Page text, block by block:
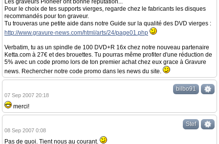
Les graveurs Pioneer ont bonne réputation...
Pour le choix de tes supports vierges, regarde chez le fabricants les disques
recommandés pour ton graveur.
Tu trouveras une petite aide dans notre Guide sur la qualité des DVD vierges :
http://www.gravure-news.com/html/arts/24/page01.php
Verbatim, tu as un spindle de 100 DVD+R 16x chez notre nouveau partenaire
Ketta.com à 27€ et des brouettes. Tu pourras même profiter d'une réduction de
5% avec un code promo lors de ton premier achat chez eux grace à Gravure
news. Rechercher notre code promo dans les news du site.
bilbo91
07 Sep 2007 20:18
merci!
Stef
08 Sep 2007 0:08
Pas de quoi. Tient nous au courant.